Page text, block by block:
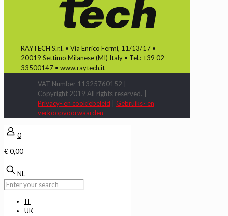
RAYTECH S.r.l. • Via Enrico Fermi, 11/13/17 •
20019 Settimo Milanese (MI) Italy • Tel.: +39 02
33500147 • www.raytech.it
VAT Number 11325760152 |
Copyright 2019 All rights reserved. |
Privacy- en cookiebeleid
Gebruiks- en
verkoopvoorwaarden
0
€ 0,00
NL
IT
UK